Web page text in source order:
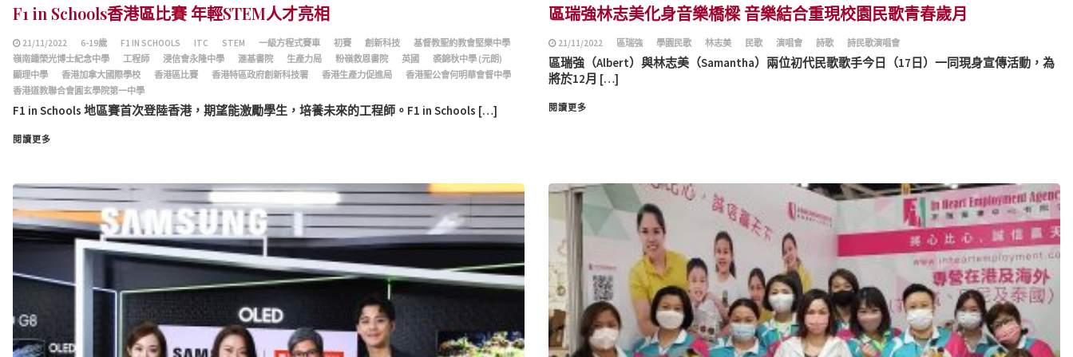
F1 in Schools香港區比賽 年輕STEM人才亮相
21/11/2022 6-19歲 F1 IN SCHOOLS ITC STEM 一級方程式賽車 初賽 創新科技
基督教聖約教會堅樂中學
嶺南鍾榮光博士紀念中學
工程師 浸信會永隆中學 滙基書院 生產力局 粉嶺救恩書院 英國
裘錦秋中學 (元朗)
顯理中學
香港加拿大國際學校 香港區比賽 香港特區政府創新科技署 香港生產力促進局
香港聖公會何明華會督中學
香港道教聯合會圓玄學院第一中學
F1 in Schools 地區賽首次登陸香港，期望能激勵學生，培養未來的工程師。F1 in Schools […]
閱讀更多
區瑞強林志美化身音樂橋樑 音樂結合重現校園民歌青春歲月
21/11/2022 區瑞強 學園民歌 林志美 民歌 演唱會 詩歌 詩民歌演唱會
區瑞強（Albert）與林志美（Samantha）兩位初代民歌歌手今日（17日）一同現身宣傳活動，為
將於12月 […]
閱讀更多